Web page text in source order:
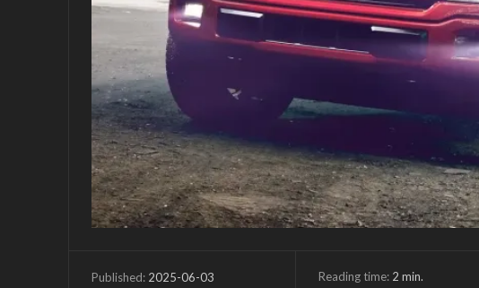
Published: 2025-06-03 Reading time: 2 min.